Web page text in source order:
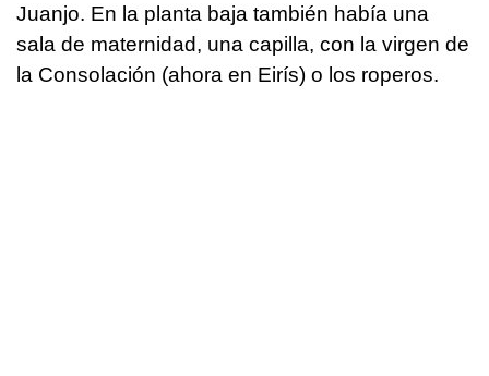
Juanjo. En la planta baja también había una
sala de maternidad, una capilla, con la virgen de
la Consolación (ahora en Eirís) o los roperos.